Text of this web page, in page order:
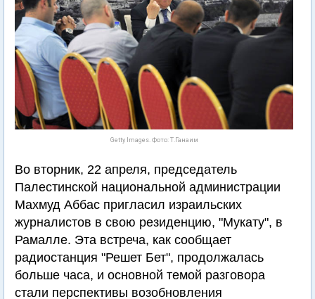
Getty Images. Фото: Т.Ганаим
Во вторник, 22 апреля, председатель
Палестинской национальной администрации
Махмуд Аббас пригласил израильских
журналистов в свою резиденцию, "Мукату", в
Рамалле. Эта встреча, как сообщает
радиостанция "Решет Бет", продолжалась
больше часа, и основной темой разговора
стали перспективы возобновления